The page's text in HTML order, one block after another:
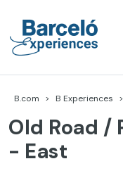
content
B.com B Experiences
Old Road
- East